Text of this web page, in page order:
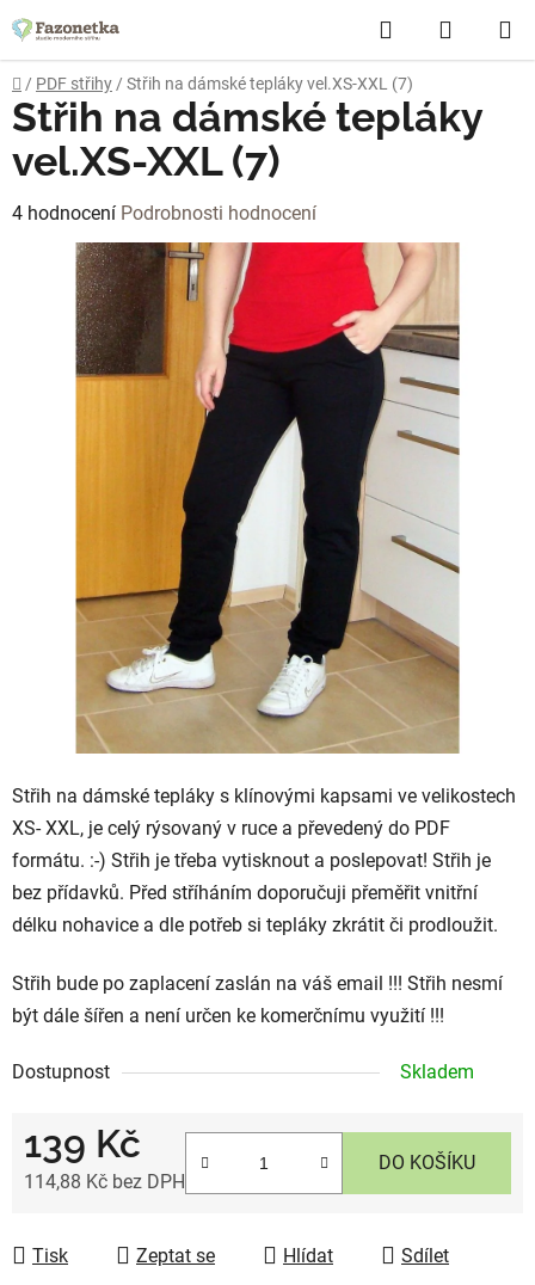
na
obsah
Hledat
KOŠÍK
Domů
/ PDF střihy / Střih na dámské tepláky vel.XS-XXL (7)
Střih na dámské tepláky s klínovými kapsami ve velikostech
XS- XXL, je celý rýsovaný v ruce a převedený do PDF
formátu. :-) Střih je třeba vytisknout a poslepovat! Střih je
bez přídavků. Před stříháním doporučuji přeměřit vnitřní
délku nohavice a dle potřeb si tepláky zkrátit či prodloužit.
Střih bude po zaplacení zaslán na váš email !!! Střih nesmí
být dále šířen a není určen ke komerčnímu využití !!!
Dostupnost Skladem
139 Kč
114,88 Kč bez DPH
DO KOŠÍKU
Tisk Zeptat se Hlídat Sdílet
Střih na dámské tepláky
vel.XS-XXL (7)
Průměrné
hodnocení
produktu
4 hodnocení Podrobnosti hodnocení